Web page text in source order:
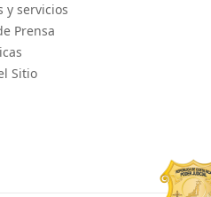
y servicios
Prensa
Sitio